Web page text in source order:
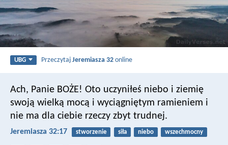
UBG PrzeczytajJeremiasza 32 online
Ach, Panie BOŻE! Oto uczyniłeś niebo i ziemię
swoją wielką mocą i wyciągniętym ramieniem i
nie ma dla ciebie rzeczy zbyt trudnej.
Jeremiasza 32:17 stworzenie siła niebo wszechmocny